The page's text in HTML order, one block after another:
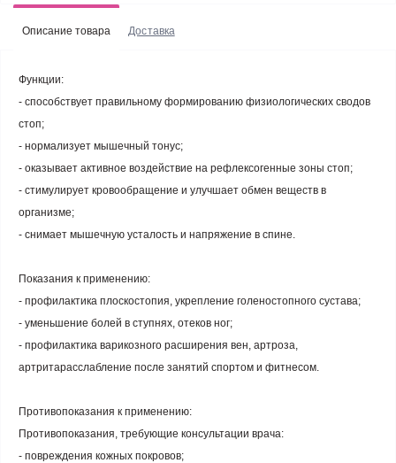
Описание товара Доставка
Функции:
- способствует правильному формированию физиологических сводов
стоп;
- нормализует мышечный тонус;
- оказывает активное воздействие на рефлексогенные зоны стоп;
- стимулирует кровообращение и улучшает обмен веществ в
организме;
- снимает мышечную усталость и напряжение в спине.
Показания к применению:
- профилактика плоскостопия, укрепление голеностопного сустава;
- уменьшение болей в ступнях, отеков ног;
- профилактика варикозного расширения вен, артроза,
артритарасслабление после занятий спортом и фитнесом.
Противопоказания к применению:
Противопоказания, требующие консультации врача:
- повреждения кожных покровов;